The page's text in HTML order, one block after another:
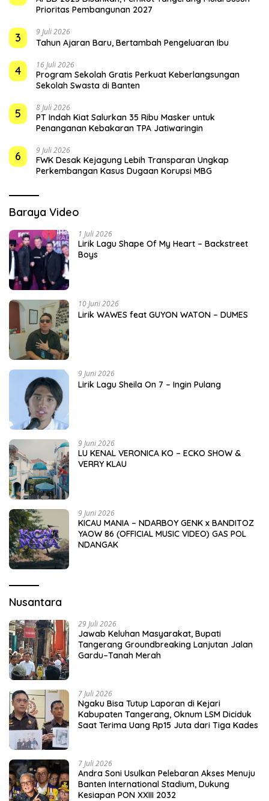
Prioritas Pembangunan 2027
3 9 Juli 2026
Tahun Ajaran Baru, Bertambah Pengeluaran Ibu
4 16 Juli 2026
Program Sekolah Gratis Perkuat Keberlangsungan
Sekolah Swasta di Banten
5 8 Juli 2026
PT Indah Kiat Salurkan 35 Ribu Masker untuk
Penanganan Kebakaran TPA Jatiwaringin
6 9 Juli 2026
FWK Desak Kejagung Lebih Transparan Ungkap
Perkembangan Kasus Dugaan Korupsi MBG
Baraya Video
1 Juli 2026
Lirik Lagu Shape Of My Heart – Backstreet
Boys
10 Juni 2026
Lirik WAWES feat GUYON WATON – DUMES
9 Juni 2026
Lirik Lagu Sheila On 7 – Ingin Pulang
9 Juni 2026
LU KENAL VERONICA KO – ECKO SHOW &
VERRY KLAU
9 Juni 2026
KICAU MANIA – NDARBOY GENK x BANDITOZ
YAOW 86 (OFFICIAL MUSIC VIDEO) GAS POL
NDANGAK
Nusantara
29 Juli 2026
Jawab Keluhan Masyarakat, Bupati
Tangerang Groundbreaking Lanjutan Jalan
Gardu–Tanah Merah
7 Juli 2026
Ngaku Bisa Tutup Laporan di Kejari
Kabupaten Tangerang, Oknum LSM Diciduk
Saat Terima Uang Rp15 Juta dari Tiga Kades
7 Juli 2026
Andra Soni Usulkan Pelebaran Akses Menuju
Banten International Stadium, Dukung
Kesiapan PON XXIII 2032